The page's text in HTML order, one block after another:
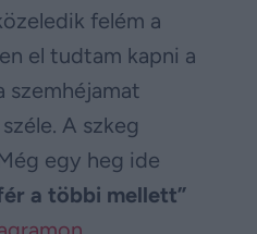
felém a
el tudtam kapni a
szemhéjamat
A szkeg
egy heg ide
a többi mellett”